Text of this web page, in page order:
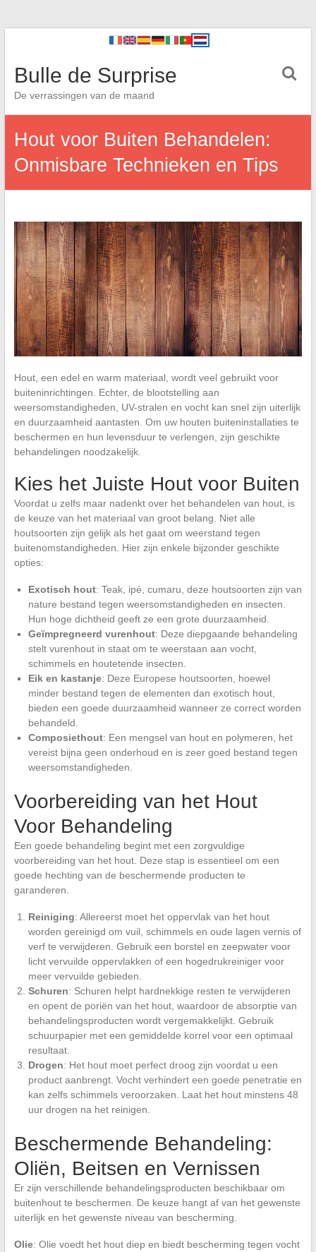
Bulle de Surprise
De verrassingen van de maand
Hout voor Buiten Behandelen:
Onmisbare Technieken en Tips
Hout, een edel en warm materiaal, wordt veel gebruikt voor
buiteninrichtingen. Echter, de blootstelling aan
weersomstandigheden, UV-stralen en vocht kan snel zijn uiterlijk
en duurzaamheid aantasten. Om uw houten buiteninstallaties te
beschermen en hun levensduur te verlengen, zijn geschikte
behandelingen noodzakelijk.
Kies het Juiste Hout voor Buiten
Voordat u zelfs maar nadenkt over het behandelen van hout, is
de keuze van het materiaal van groot belang. Niet alle
houtsoorten zijn gelijk als het gaat om weerstand tegen
buitenomstandigheden. Hier zijn enkele bijzonder geschikte
opties:
Exotisch hout: Teak, ipé, cumaru, deze houtsoorten zijn van
nature bestand tegen weersomstandigheden en insecten.
Hun hoge dichtheid geeft ze een grote duurzaamheid.
Geïmpregneerd vurenhout: Deze diepgaande behandeling
stelt vurenhout in staat om te weerstaan aan vocht,
schimmels en houtetende insecten.
Eik en kastanje: Deze Europese houtsoorten, hoewel
minder bestand tegen de elementen dan exotisch hout,
bieden een goede duurzaamheid wanneer ze correct worden
behandeld.
Composiethout: Een mengsel van hout en polymeren, het
vereist bijna geen onderhoud en is zeer goed bestand tegen
weersomstandigheden.
Voorbereiding van het Hout
Voor Behandeling
Een goede behandeling begint met een zorgvuldige
voorbereiding van het hout. Deze stap is essentieel om een
goede hechting van de beschermende producten te
garanderen.
Reiniging: Allereerst moet het oppervlak van het hout
worden gereinigd om vuil, schimmels en oude lagen vernis of
verf te verwijderen. Gebruik een borstel en zeepwater voor
licht vervuilde oppervlakken of een hogedrukreiniger voor
meer vervuilde gebieden.
Schuren: Schuren helpt hardnekkige resten te verwijderen
en opent de poriën van het hout, waardoor de absorptie van
behandelingsproducten wordt vergemakkelijkt. Gebruik
schuurpapier met een gemiddelde korrel voor een optimaal
resultaat.
Drogen: Het hout moet perfect droog zijn voordat u een
product aanbrengt. Vocht verhindert een goede penetratie en
kan zelfs schimmels veroorzaken. Laat het hout minstens 48
uur drogen na het reinigen.
Beschermende Behandeling:
Oliën, Beitsen en Vernissen
Er zijn verschillende behandelingsproducten beschikbaar om
buitenhout te beschermen. De keuze hangt af van het gewenste
uiterlijk en het gewenste niveau van bescherming.
Olie: Olie voedt het hout diep en biedt bescherming tegen vocht